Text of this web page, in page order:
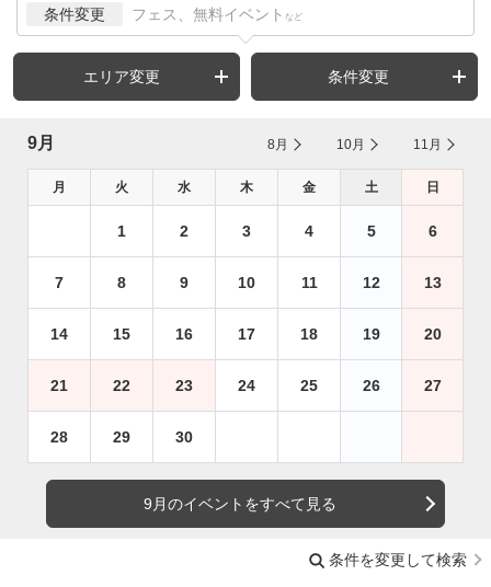
条件変更 フェス、無料イベント など
エリア変更 条件変更
9月 8月 10月 11月
月 火 水 木 金 土 日
1 2 3 4 5 6
7 8 9 10 11 12 13
14 15 16 17 18 19 20
21 22 23 24 25 26 27
28 29 30
9月のイベントをすべて見る
条件を変更して検索